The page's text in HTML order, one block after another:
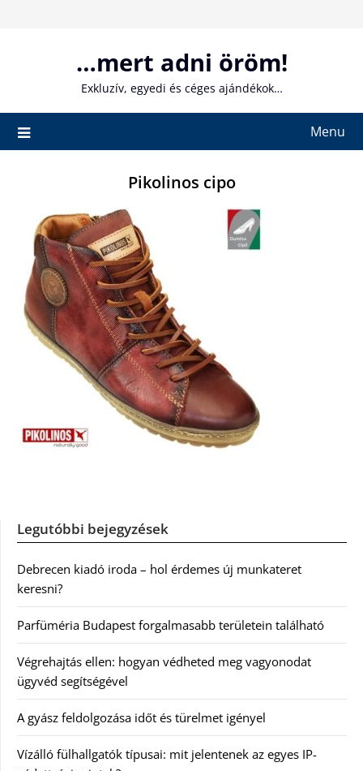
…mert adni öröm!
Exkluzív, egyedi és céges ajándékok…
Menu
Pikolinos cipo
Legutóbbi bejegyzések
Debrecen kiadó iroda – hol érdemes új munkateret
keresni?
Parfüméria Budapest forgalmasabb területein található
Végrehajtás ellen: hogyan védheted meg vagyonodat
ügyvéd segítségével
A gyász feldolgozása időt és türelmet igényel
Vízálló fülhallgatók típusai: mit jelentenek az egyes IP-